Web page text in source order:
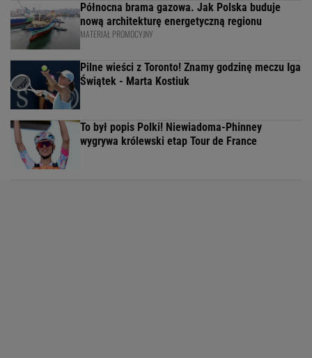
Północna brama gazowa. Jak Polska buduje
nową architekturę energetyczną regionu
MATERIAŁ PROMOCYJNY
Pilne wieści z Toronto! Znamy godzinę meczu Iga
Świątek - Marta Kostiuk
To był popis Polki! Niewiadoma-Phinney
wygrywa królewski etap Tour de France